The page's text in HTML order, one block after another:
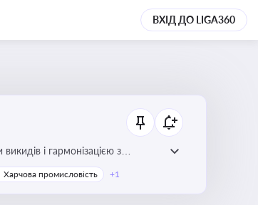
ВХІД ДО LIGA360
і гармонізацією з
Харчова промисловість +1